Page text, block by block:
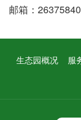
邮箱：
生态园概况 服